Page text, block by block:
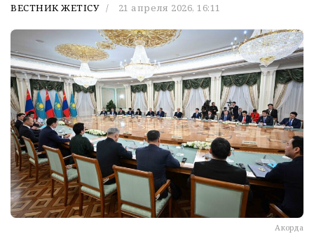
ВЕСТНИК ЖЕТІСУ 21 апреля 2026, 16:11
Акорда